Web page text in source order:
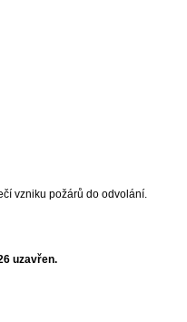
vzniku požárů do odvolání.
uzavřen.